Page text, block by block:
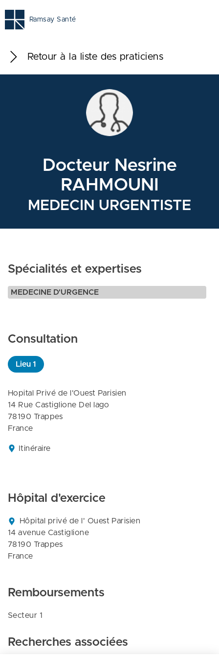
Ramsay Santé
Retour à la liste des praticiens
Docteur Nesrine
RAHMOUNI
MEDECIN URGENTISTE
Spécialités et expertises
MEDECINE D'URGENCE
Consultation
Lieu 1
Hopital Privé de l'Ouest Parisien
14 Rue Castiglione Del lago
78190 Trappes
France
Itinéraire
Hôpital d'exercice
Hôpital privé de l' Ouest Parisien
14 avenue Castiglione
78190 Trappes
France
Remboursements
Secteur 1
Recherches associées